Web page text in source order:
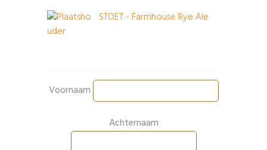
STOET - Farmhouse Rye Ale
Voornaam
Achternaam